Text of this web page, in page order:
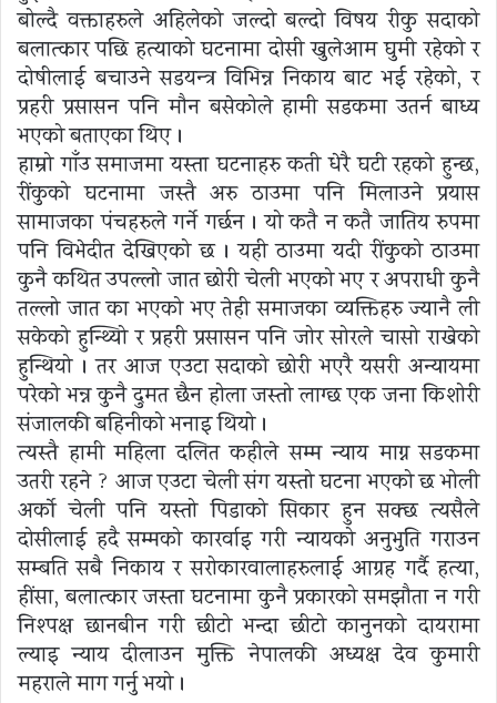
बोल्दै वक्ताहरुले अहिलेको जल्दो बल्दो विषय रीकु सदाको
बलात्कार पछि हत्याको घटनामा दोसी खुलेआम घुमी रहेको र
दोषीलाई बचाउने सडयन्त्र विभिन्न निकाय बाट भई रहेको, र
प्रहरी प्रसासन पनि मौन बसेकोले हामी सडकमा उतर्न बाध्य
भएको बताएका थिए ।
हाम्रो गाँउ समाजमा यस्ता घटनाहरु कती धेरै घटी रहको हुन्छ,
रींकुको घटनामा जस्तै अरु ठाउमा पनि मिलाउने प्रयास
सामाजका पंचहरुले गर्ने गर्छन । यो कतै न कतै जातिय रुपमा
पनि विभेदीत देखिएको छ । यही ठाउमा यदी रींकुको ठाउमा
कुनै कथित उपल्लो जात छोरी चेली भएको भए र अपराधी कुनै
तल्लो जात का भएको भए तेही समाजका व्यक्तिहरु ज्यानै ली
सकेको हुन्थ्यिो र प्रहरी प्रसासन पनि जोर सोरले चासो राखेको
हुन्थियो । तर आज एउटा सदाको छोरी भएरै यसरी अन्यायमा
परेको भन्न कुनै दुमत छैन होला जस्तो लाग्छ एक जना किशोरी
संजालकी बहिनीको भनाइ थियो ।
त्यस्तै हामी महिला दलित कहीले सम्म न्याय माग्न सडकमा
उतरी रहने ? आज एउटा चेली संग यस्तो घटना भएको छ भोली
अर्को चेली पनि यस्तो पिडाको सिकार हुन सक्छ त्यसैले
दोसीलाई हदै सम्मको कारर्वाइ गरी न्यायको अनुभुति गराउन
सम्बन्धित सबै निकाय र सरोकारवालाहरुलाई आग्रह गर्दै हत्या,
हींसा, बलात्कार जस्ता घटनामा कुनै प्रकारको समझौता न गरी
निश्पक्ष छानबीन गरी छीटो भन्दा छीटो कानुनको दायरामा
ल्याइ न्याय दीलाउन मुक्ति नेपालकी अध्यक्ष देव कुमारी
महराले माग गर्नु भयो ।